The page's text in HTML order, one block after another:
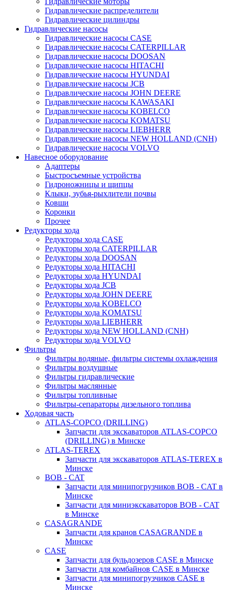
Гидравлические распределители
Гидравлические цилиндры
Гидравлические насосы
Гидравлические насосы CASE
Гидравлические насосы CATERPILLAR
Гидравлические насосы DOOSAN
Гидравлические насосы HITACHI
Гидравлические насосы HYUNDAI
Гидравлические насосы JCB
Гидравлические насосы JOHN DEERE
Гидравлические насосы KAWASAKI
Гидравлические насосы KOBELCO
Гидравлические насосы KOMATSU
Гидравлические насосы LIEBHERR
Гидравлические насосы NEW HOLLAND (CNH)
Гидравлические насосы VOLVO
Навесное оборудование
Адаптеры
Быстросъемные устройства
Гидроножницы и щипцы
Клыки, зубья-рыхлители почвы
Ковши
Коронки
Прочее
Редукторы хода
Редукторы хода CASE
Редукторы хода CATERPILLAR
Редукторы хода DOOSAN
Редукторы хода HITACHI
Редукторы хода HYUNDAI
Редукторы хода JCB
Редукторы хода JOHN DEERE
Редукторы хода KOBELCO
Редукторы хода KOMATSU
Редукторы хода LIEBHERR
Редукторы хода NEW HOLLAND (CNH)
Редукторы хода VOLVO
Фильтры
Фильтры водяные, фильтры системы охлаждения
Фильтры воздушные
Фильтры гидравлические
Фильтры маслянные
Фильтры топливные
Фильтры-сепараторы дизельного топлива
Ходовая часть
ATLAS-COPCO (DRILLING)
Запчасти для экскаваторов ATLAS-COPCO
(DRILLING) в Минске
ATLAS-TEREX
Запчасти для экскаваторов ATLAS-TEREX в
Минске
BOB - CAT
Запчасти для минипогрузчиков BOB - CAT в
Минске
Запчасти для миниэкскаваторов BOB - CAT
в Минске
CASAGRANDE
Запчасти для кранов CASAGRANDE в
Минске
CASE
Запчасти для бульдозеров CASE в Минске
Запчасти для комбайнов CASE в Минске
Запчасти для минипогрузчиков CASE в
Минске